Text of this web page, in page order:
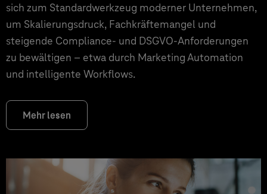
sich zum Standardwerkzeug moderner Unternehmen,
um Skalierungsdruck, Fachkräftemangel und
steigende Compliance- und DSGVO-Anforderungen
zu bewältigen – etwa durch Marketing Automation
und intelligente Workflows.
Mehr lesen